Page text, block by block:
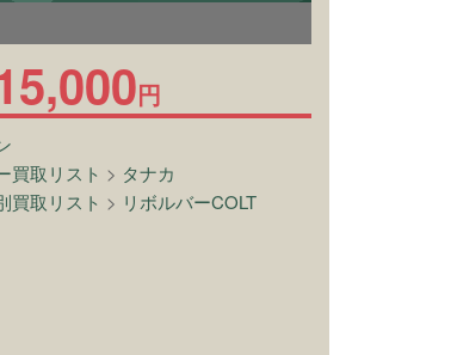
円
買取リスト > タナカ
買取リスト > リボルバーCOLT